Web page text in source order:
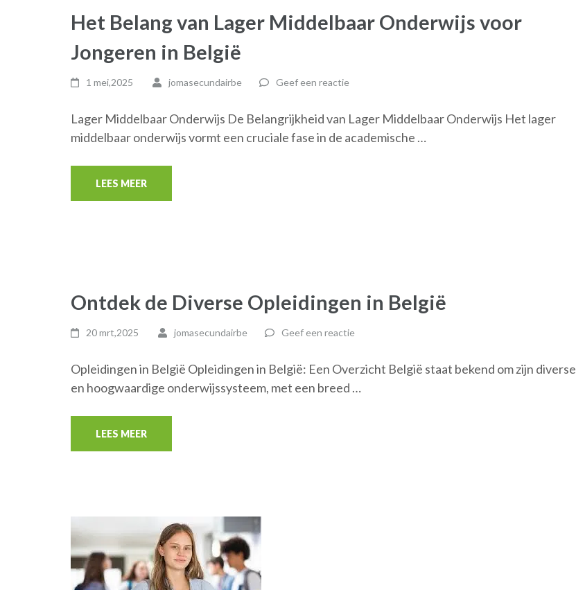
Het Belang van Lager Middelbaar Onderwijs voor
Jongeren in België
1 mei,2025 jomasecundairbe Geef een reactie
Lager Middelbaar Onderwijs De Belangrijkheid van Lager Middelbaar Onderwijs Het lager
middelbaar onderwijs vormt een cruciale fase in de academische …
LEES MEER
Ontdek de Diverse Opleidingen in België
20 mrt,2025 jomasecundairbe Geef een reactie
Opleidingen in België Opleidingen in België: Een Overzicht België staat bekend om zijn diverse
en hoogwaardige onderwijssysteem, met een breed …
LEES MEER